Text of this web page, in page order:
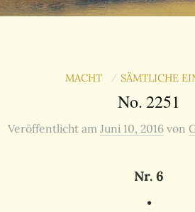
MACHT / SÄMTLICHE
No. 2251
Veröffentlicht am Juni 10, 2016 von
Nr. 6
•